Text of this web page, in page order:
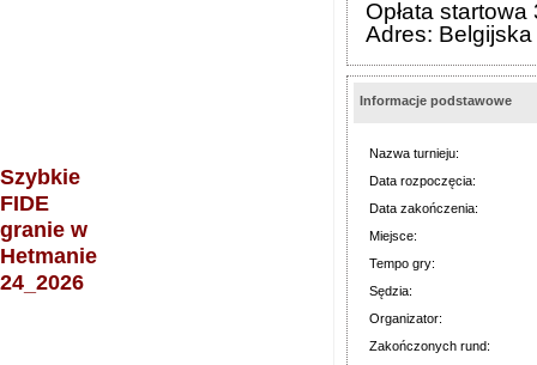
Szybkie
FIDE
granie w
Hetmanie
24_2026
Opłata startowa
Adres:
Informacje podstawowe
Nazwa turnieju:
Data rozpoczęcia:
Data zakończenia:
Miejsce:
Tempo gry:
Sędzia:
Organizator:
Zakończonych rund: